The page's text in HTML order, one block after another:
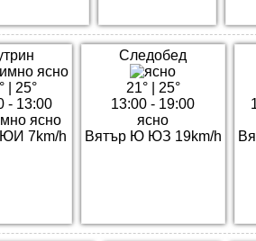
25°
- 13:00
ясно
7km/h
Следобед
21°| 25°
13:00 - 19:00
ясно
Вятър Ю ЮЗ 19km/h